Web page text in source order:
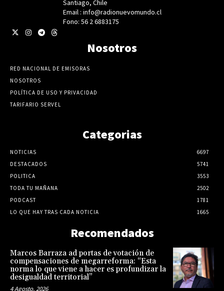
Santiago, Chile
Email : info@radionuevomundo.cl
Fono: 56 2 6883175
Nosotros
RED NACIONAL DE EMISORAS
NOSOTROS
POLÍTICA DE USO Y PRIVACIDAD
TARIFARIO SERVEL
Categorias
NOTICIAS
6697
DESTACADOS
5741
POLITICA
3553
TODA TU MAÑANA
2502
PODCAST
1781
LO QUE HAY TRAS CADA NOTICIA
1665
Recomendados
Marcos Barraza ad portas de votación de
compensaciones de megarreforma: “Esta
norma lo que viene a hacer es profundizar la
desigualdad territorial”
4 Agosto, 2026